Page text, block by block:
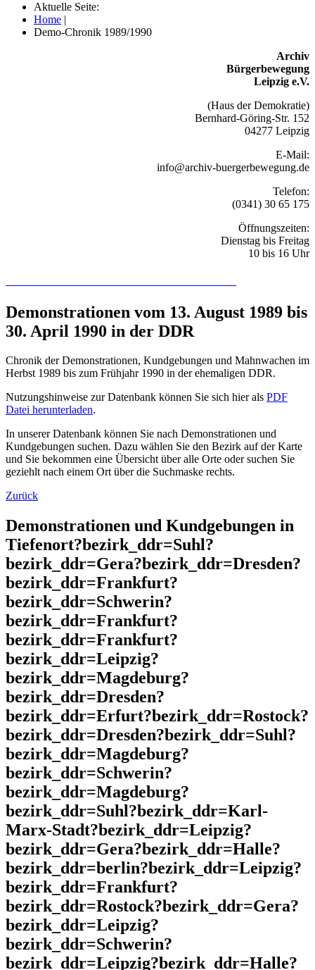
Aktuelle Seite:
Home |
Demo-Chronik 1989/1990
Archiv
Bürgerbewegung
Leipzig e.V.
(Haus der Demokratie)
Bernhard-Göring-Str. 152
04277 Leipzig
E-Mail:
info@archiv-buergerbewegung.de
Telefon:
(0341) 30 65 175
Öffnungszeiten:
Dienstag bis Freitag
10 bis 16 Uhr
Demonstrationen vom 13. August 1989 bis
30. April 1990 in der DDR
Chronik der Demonstrationen, Kundgebungen und Mahnwachen im
Herbst 1989 bis zum Frühjahr 1990 in der ehemaligen DDR.
Nutzungshinweise zur Datenbank können Sie sich hier als PDF
Datei herunterladen.
In unserer Datenbank können Sie nach Demonstrationen und
Kundgebungen suchen. Dazu wählen Sie den Bezirk auf der Karte
und Sie bekommen eine Übersicht über alle Orte oder suchen Sie
geziehlt nach einem Ort über die Suchmaske rechts.
Zurück
Demonstrationen und Kundgebungen in
Tiefenort?bezirk_ddr=Suhl?
bezirk_ddr=Gera?bezirk_ddr=Dresden?
bezirk_ddr=Frankfurt?
bezirk_ddr=Schwerin?
bezirk_ddr=Frankfurt?
bezirk_ddr=Frankfurt?
bezirk_ddr=Leipzig?
bezirk_ddr=Magdeburg?
bezirk_ddr=Dresden?
bezirk_ddr=Erfurt?bezirk_ddr=Rostock?
bezirk_ddr=Dresden?bezirk_ddr=Suhl?
bezirk_ddr=Magdeburg?
bezirk_ddr=Schwerin?
bezirk_ddr=Magdeburg?
bezirk_ddr=Suhl?bezirk_ddr=Karl-
Marx-Stadt?bezirk_ddr=Leipzig?
bezirk_ddr=Gera?bezirk_ddr=Halle?
bezirk_ddr=berlin?bezirk_ddr=Leipzig?
bezirk_ddr=Frankfurt?
bezirk_ddr=Rostock?bezirk_ddr=Gera?
bezirk_ddr=Leipzig?
bezirk_ddr=Schwerin?
bezirk_ddr=Leipzig?bezirk_ddr=Halle?